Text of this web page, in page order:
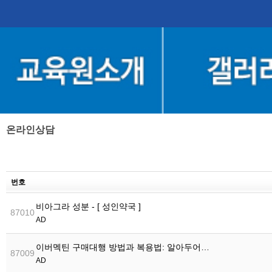
온라인상담
번호
87010
비아그라 성분 - [ 성인약국 ]
AD
87009
이버멕틴 구매대행 방법과 복용법: 알아두어…
AD